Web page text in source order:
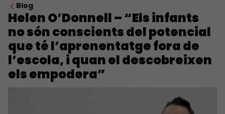
Blog
Helen O’Donnell – “Els infants
no són conscients del potencial
que té l’aprenentatge fora de
l’escola, i quan el descobreixen
els empodera”